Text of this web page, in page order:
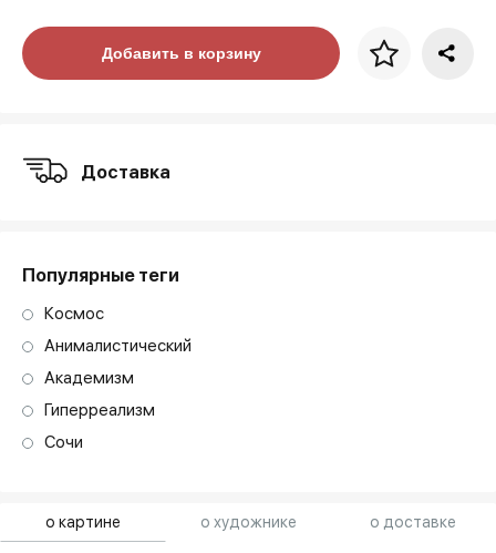
о картине о художнике о доставке
Цена за багетДобавить в корзину
Доставка
Популярные теги
Космос
Анималистический
Академизм
Гиперреализм
Сочи